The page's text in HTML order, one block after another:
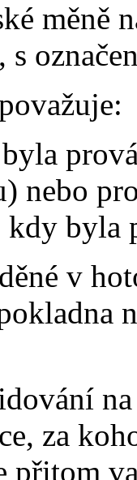
měně
nebo
byla
v
za
přitom